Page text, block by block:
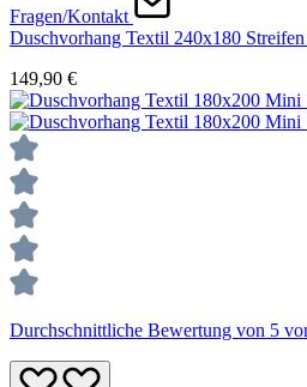
Fragen/Kontakt
Duschvorhang Textil 240x180 Streifen
149,90 €
Durchschnittliche Bewertung von 5